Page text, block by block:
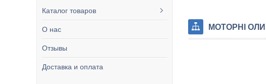
Каталог товаров
О нас
Отзывы
Доставка и оплата
МОТОРНІ